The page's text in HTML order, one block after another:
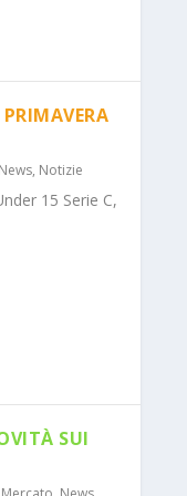
News, Notizie
15 Serie C,
SUI